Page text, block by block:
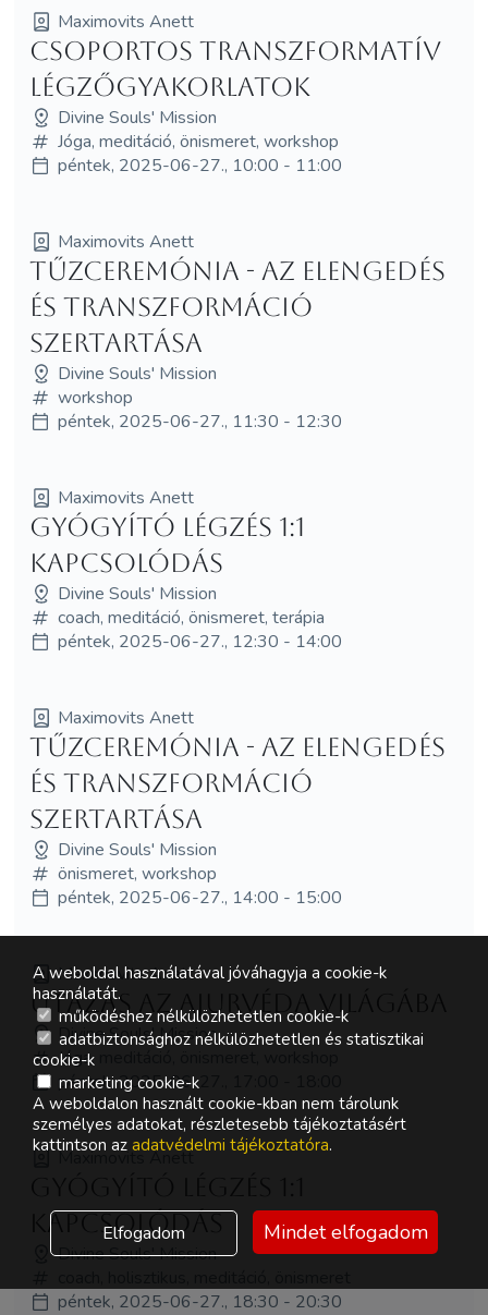
Maximovits Anett
Csoportos Transzformatív
Légzőgyakorlatok
Divine Souls' Mission
Jóga, meditáció, önismeret, workshop
péntek, 2025-06-27., 10:00 - 11:00
Maximovits Anett
Tűzceremónia - Az Elengedés
és Transzformáció
Szertartása
Divine Souls' Mission
workshop
péntek, 2025-06-27., 11:30 - 12:30
Maximovits Anett
Gyógyító Légzés 1:1
Kapcsolódás
Divine Souls' Mission
coach, meditáció, önismeret, terápia
péntek, 2025-06-27., 12:30 - 14:00
Maximovits Anett
Tűzceremónia - Az Elengedés
és Transzformáció
Szertartása
Divine Souls' Mission
önismeret, workshop
péntek, 2025-06-27., 14:00 - 15:00
Maximovits Anett
Utazás az ajurvéda világába
Divine Souls' Mission
Jóga, meditáció, önismeret, workshop
péntek, 2025-06-27., 17:00 - 18:00
Maximovits Anett
Kapcsolódás
Divine Souls' Mission
péntek, 2025-06-27., 18:30 - 20:30
A weboldal használatával jóváhagyja a cookie-k
használatát.
működéshez nélkülözhetetlen cookie-k
adatbiztonsághoz nélkülözhetetlen és statisztikai
cookie-k
marketing cookie-k
A weboldalon használt cookie-kban nem tárolunk
személyes adatokat, részletesebb tájékoztatásért
kattintson az adatvédelmi tájékoztatóra.
Elfogadom Mindet elfogadom